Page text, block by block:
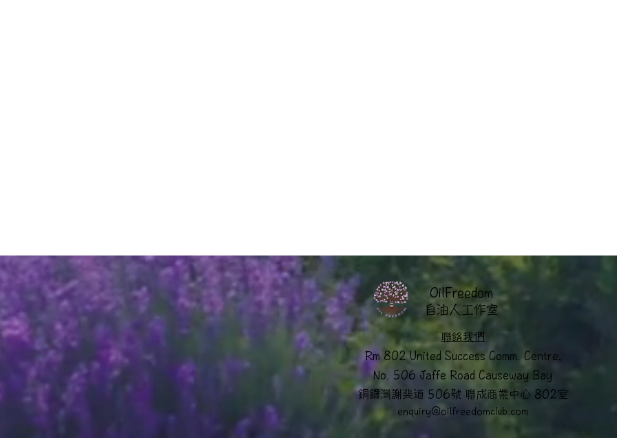
OilFreedom
​自油人工作室
聯絡我們
Rm 802 United Success Comm. Centre,
No. 506 Jaffe Road Causeway Bay
銅鑼灣謝斐道 506號 聯成商業中心 802室
enquiry@oilfreedomclub.com